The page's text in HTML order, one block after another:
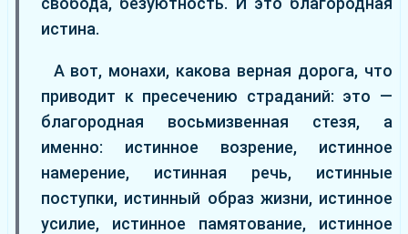
истина.
А вот, монахи, какова верная дорога, что
приводит к пресечению страданий: это —
благородная восьмизвенная стезя, а
именно: истинное возрение, истинное
намерение, истинная речь, истинные
поступки, истинный образ жизни, истинное
усилие, истинное памятование, истинное